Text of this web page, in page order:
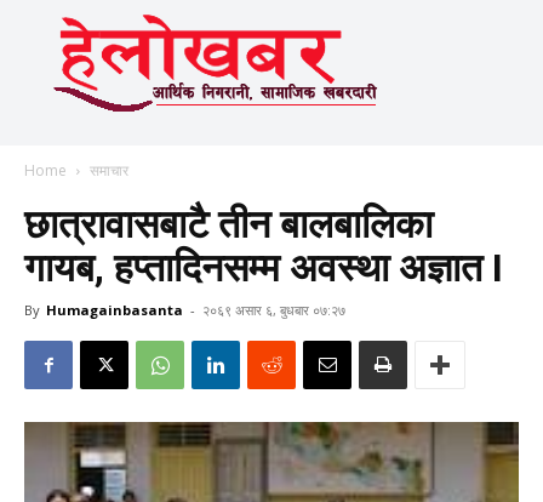
Home समाचार
छात्रावासबाटै तीन बालबालिका
गायब, हप्तादिनसम्म अवस्था अज्ञात I
By Humagainbasanta - २०६९ असार ६, बुधबार ०७:२७